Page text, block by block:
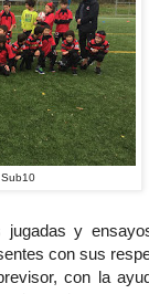
Sub10
jugadas y
con sus
con la